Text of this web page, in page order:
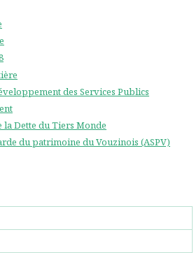
des Services Publics
Dette du Tiers Monde
du patrimoine du Vouzinois (ASPV)